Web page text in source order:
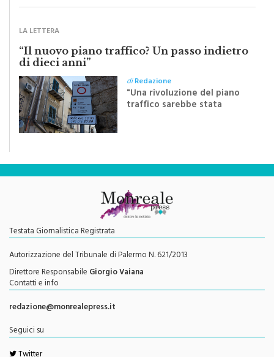
Sapienza all'indomani della
LA LETTERA
“Il nuovo piano traffico? Un passo indietro
di dieci anni”
diRedazione
"Una rivoluzione del piano
Testata Giornalistica Registrata
Autorizzazione del Tribunale di Palermo N. 621/2013
Direttore ResponsabileGiorgio Vaiana
Contatti e info
redazione@monrealepress.it
Seguici su